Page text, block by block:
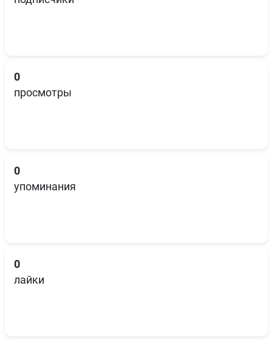
0
просмотры
0
упоминания
0
лайки